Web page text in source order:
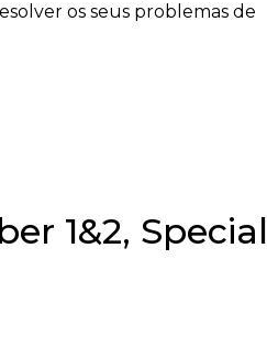
os seus problemas de
1&2, Special